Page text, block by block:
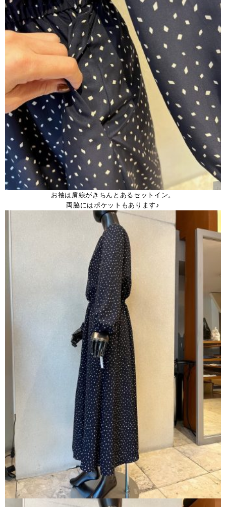
お袖は肩線がきちんとあるセットイン。
両脇にはポケットもあります♪